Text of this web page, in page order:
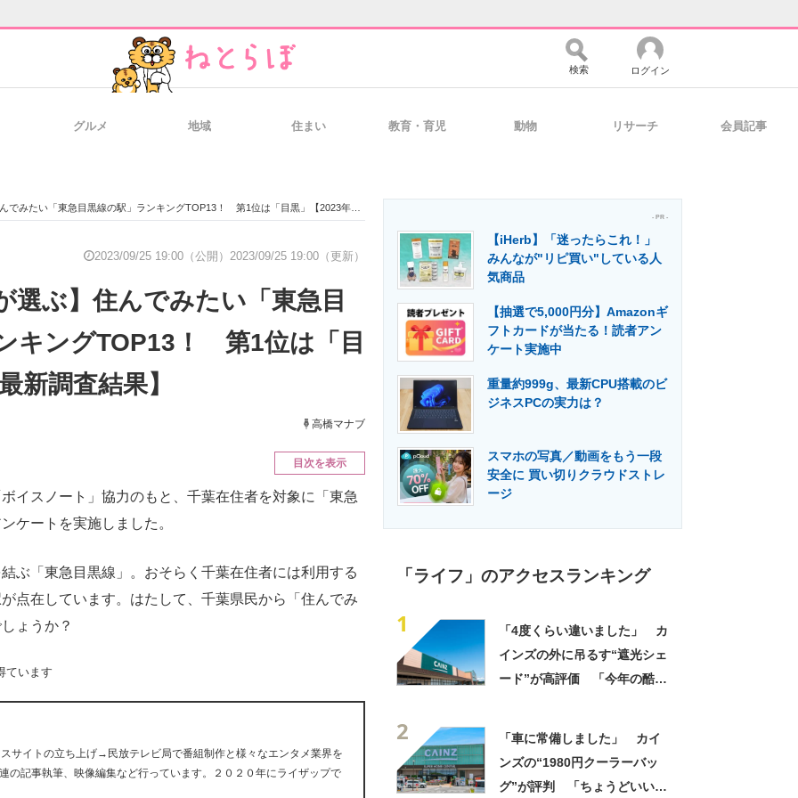
経営リーダーのコミュニティ マーケ×ITの今がよく分かる
製造業のIT導入・活用を支援
エネルギーの専門メディア 建設×テクノロジーの最前線
検索 ログイン
グルメ 地域 住まい 教育・育児 動物 リサーチ 会員記事
たい「東急目黒線の駅」ランキングTOP13！ 第1位は「目黒」【2023年最新調査結果】
2023/09/25 19:00（公開） 2023/09/25 19:00（更新）
選ぶ】住んでみたい「東急目
キングTOP13！ 第1位は「目
新調査結果】
高橋マナブ
目次を表示
スノート」協力のもと、千葉在住者を対象に「東急
ケートを実施しました。
「東急目黒線」。おそらく千葉在住者には利用する
点在しています。はたして、千葉県民から「住んでみ
ょうか？
ています
サイトの立ち上げ→民放テレビ局で番組制作と様々なエンタメ業界を
の記事執筆、映像編集など行っています。２０２０年にライザップで
- PR -
【iHerb】「迷ったらこれ！」
みんなが"リピ買い"している人
気商品
【抽選で5,000円分】Amazonギ
フトカードが当たる！読者アン
ケート実施中
重量約999g、最新CPU搭載のビ
ジネスPCの実力は？
スマホの写真／動画をもう一段
安全に 買い切りクラウドストレ
ージ
「ライフ」のアクセスランキング
1
「4度くらい違いました」 カ
インズの外に吊るす“遮光シェ
ード”が高評価 「今年の酷暑
2
「車に常備しました」 カイ
ンズの“1980円クーラーバッ
グ”が評判 「ちょうどいい大